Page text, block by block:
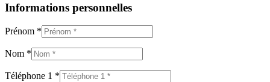
Informations personnelles
Prénom *
Nom *
Téléphone 1 *